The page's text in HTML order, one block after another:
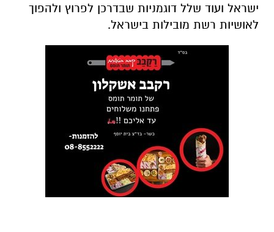
ישראל ועוד שלל דוגמניות שבדרכן לפרוץ ולהפוך
לאושיות רשת מובילות בישראל.